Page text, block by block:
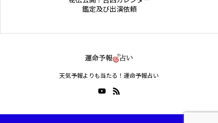
鑑定及び出演依頼
天気予報よりも当たる！運命予報占い